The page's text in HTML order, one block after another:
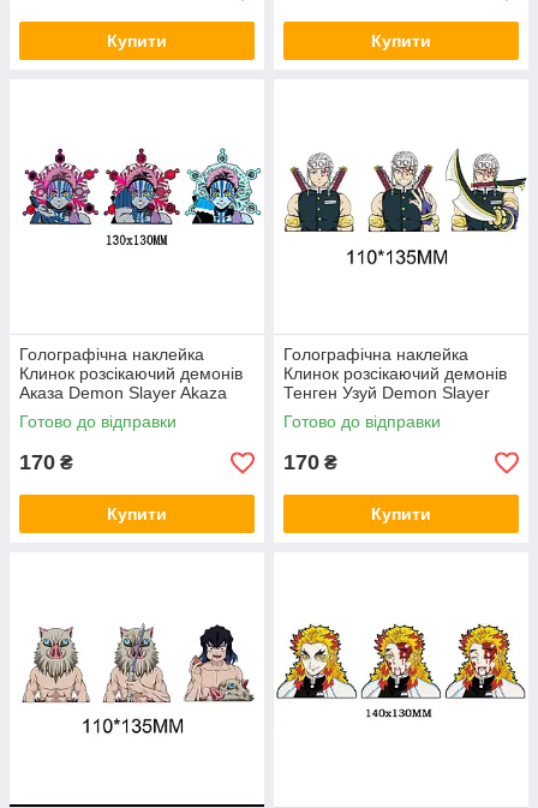
Купити Купити
Голографічна наклейка
Клинок розсікаючий демонів
Аказа Demon Slayer Akaza
130x130 мм
Готово до відправки
170 ₴
Купити
Голографічна наклейка
Клинок розсікаючий демонів
Тенген Узуй Demon Slayer
Uzui Tengen 110x135 мм
Готово до відправки
170 ₴
Купити